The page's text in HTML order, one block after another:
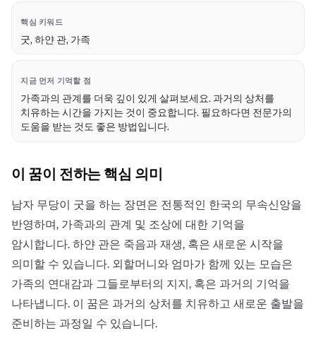
핵심 키워드
굿, 하얀 관, 가족
지금 먼저 기억할 점
가족과의 관계를 더욱 깊이 있게 살펴보세요. 과거의 상처를
치유하는 시간을 가지는 것이 중요합니다. 필요하다면 전문가의
도움을 받는 것도 좋은 방법입니다.
이 꿈이 전하는 핵심 의미
남자 무당이 굿을 하는 장면은 전통적인 한국의 무속신앙을
반영하며, 가족과의 관계 및 조상에 대한 기억을
암시합니다. 하얀 관은 죽음과 재생, 혹은 새로운 시작을
의미할 수 있습니다. 외할머니와 엄마가 함께 있는 모습은
가족의 연대감과 그들로부터의 지지, 혹은 과거의 기억을
나타냅니다. 이 꿈은 과거의 상처를 치유하고 새로운 출발을
준비하는 과정일 수 있습니다.